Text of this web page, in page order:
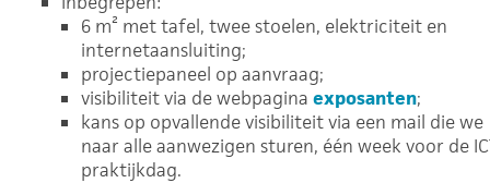
6 m² met tafel, twee stoelen, elektriciteit en
internetaansluiting;
projectiepaneel op aanvraag;
visibiliteit via de webpagina exposanten;
kans op opvallende visibiliteit via een mail die we
naar alle aanwezigen sturen, één week voor de
praktijkdag.